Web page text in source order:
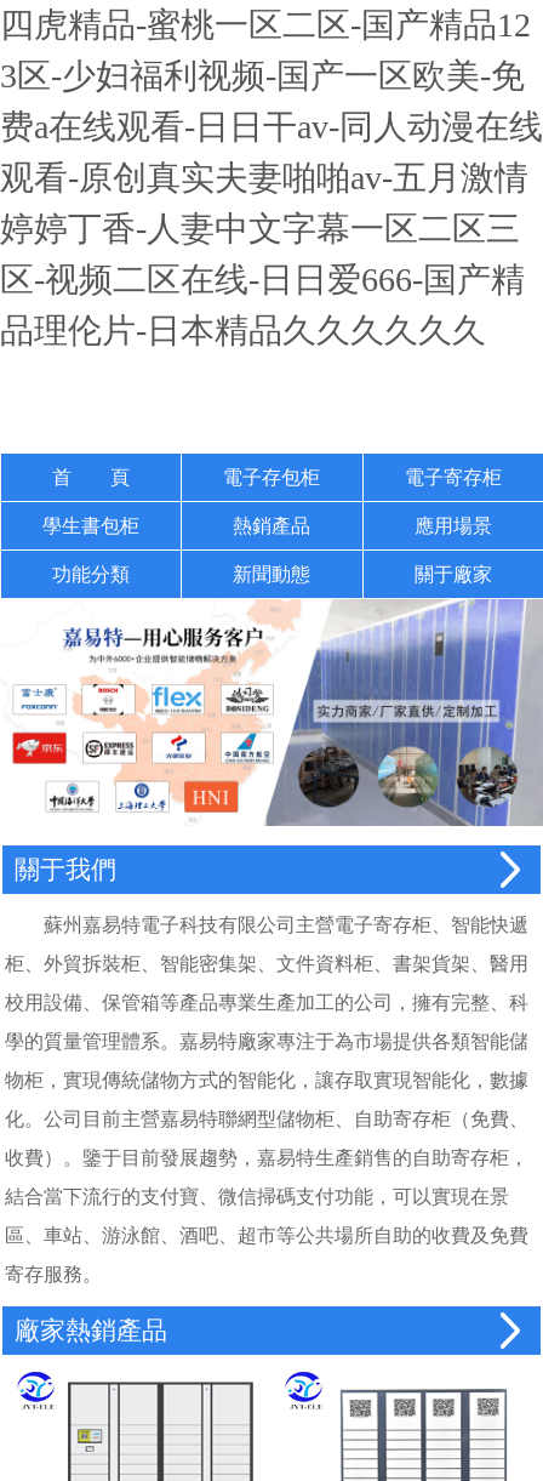
四虎精品-蜜桃一区二区-国产精品12
3区-少妇福利视频-国产一区欧美-免
费a在线观看-日日干av-同人动漫在线
观看-原创真实夫妻啪啪av-五月激情
婷婷丁香-人妻中文字幕一区二区三
区-视频二区在线-日日爱666-国产精
品理伦片-日本精品久久久久久久
首 頁 電子存包柜 電子寄存柜
學生書包柜 熱銷產品 應用場景
功能分類 新聞動態 關于廠家
關于我們
蘇州嘉易特電子科技有限公司主營電子寄存柜、智能快遞
柜、外貿拆裝柜、智能密集架、文件資料柜、書架貨架、醫用
校用設備、保管箱等產品專業生產加工的公司，擁有完整、科
學的質量管理體系。嘉易特廠家專注于為市場提供各類智能儲
物柜，實現傳統儲物方式的智能化，讓存取實現智能化，數據
化。公司目前主營嘉易特聯網型儲物柜、自助寄存柜（免費、
收費）。鑒于目前發展趨勢，嘉易特生產銷售的自助寄存柜，
結合當下流行的支付寶、微信掃碼支付功能，可以實現在景
區、車站、游泳館、酒吧、超市等公共場所自助的收費及免費
寄存服務。
廠家熱銷產品